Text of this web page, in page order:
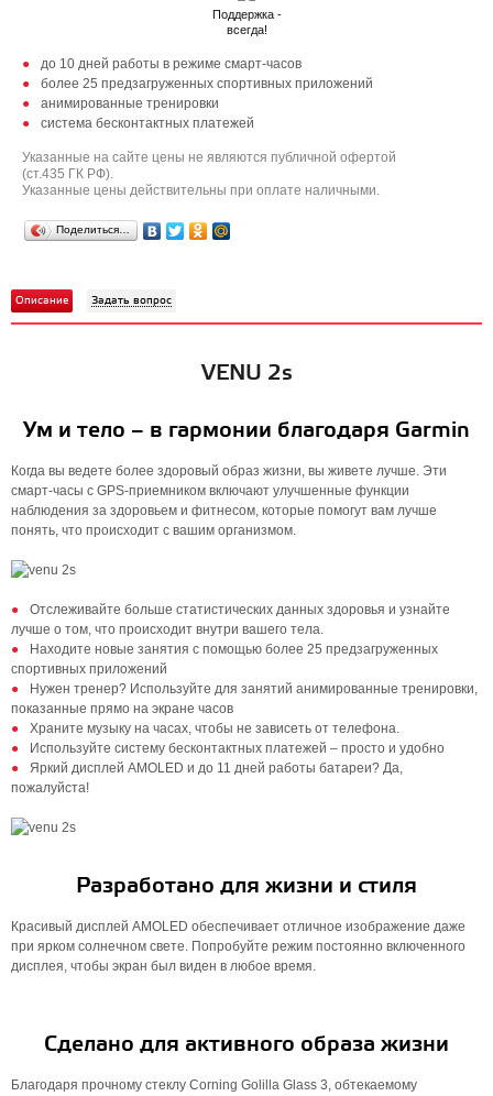
Поддержка -
всегда!
до 10 дней работы в режиме смарт-часов
более 25 предзагруженных спортивных приложений
анимированные тренировки
система бесконтактных платежей
Указанные на сайте цены не являются публичной офертой
(ст.435 ГК РФ).
Указанные цены действительны при оплате наличными.
Поделиться…
Описание Задать вопрос
VENU 2s
Ум и тело – в гармонии благодаря Garmin
Когда вы ведете более здоровый образ жизни, вы живете лучше. Эти
смарт-часы с GPS-приемником включают улучшенные функции
наблюдения за здоровьем и фитнесом, которые помогут вам лучше
понять, что происходит с вашим организмом.
Отслеживайте больше статистических данных здоровья и узнайте
лучше о том, что происходит внутри вашего тела.
Находите новые занятия с помощью более 25 предзагруженных
спортивных приложений
Нужен тренер? Используйте для занятий анимированные тренировки,
показанные прямо на экране часов
Храните музыку на часах, чтобы не зависеть от телефона.
Используйте систему бесконтактных платежей – просто и удобно
Яркий дисплей AMOLED и до 11 дней работы батареи? Да,
пожалуйста!
Разработано для жизни и стиля
Красивый дисплей AMOLED обеспечивает отличное изображение даже
при ярком солнечном свете. Попробуйте режим постоянно включенного
дисплея, чтобы экран был виден в любое время.
Сделано для активного образа жизни
Благодаря прочному стеклу Corning Golilla Glass 3, обтекаемому